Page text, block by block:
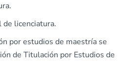
de licenciatura.
por estudios de maestría se
de Titulación por Estudios de